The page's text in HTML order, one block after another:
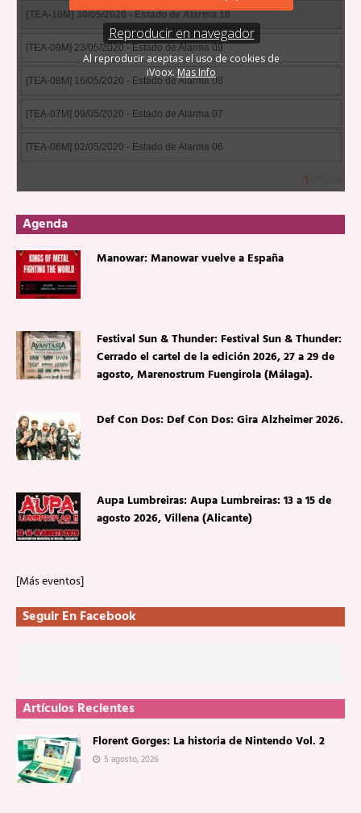
Agenda
Manowar: Manowar vuelve a España
Festival Sun & Thunder: Festival Sun & Thunder:
Cerrado el cartel de la edición 2026, 27 a 29 de
agosto, Marenostrum Fuengirola (Málaga).
Def Con Dos: Def Con Dos: Gira Alzheimer 2026.
Aupa Lumbreiras: Aupa Lumbreiras: 13 a 15 de
agosto 2026, Villena (Alicante)
[Más eventos]
Seguir En Facebook
Artículos Recientes
Florent Gorges: La historia de Nintendo Vol. 2
5 agosto, 2026